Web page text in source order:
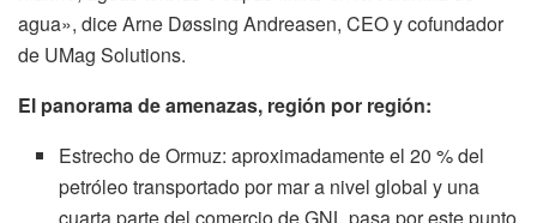
agua», dice Arne Døssing Andreasen, CEO y cofundador
de UMag Solutions.
El panorama de amenazas, región por región:
Estrecho de Ormuz: aproximadamente el 20 % del
petróleo transportado por mar a nivel global y una